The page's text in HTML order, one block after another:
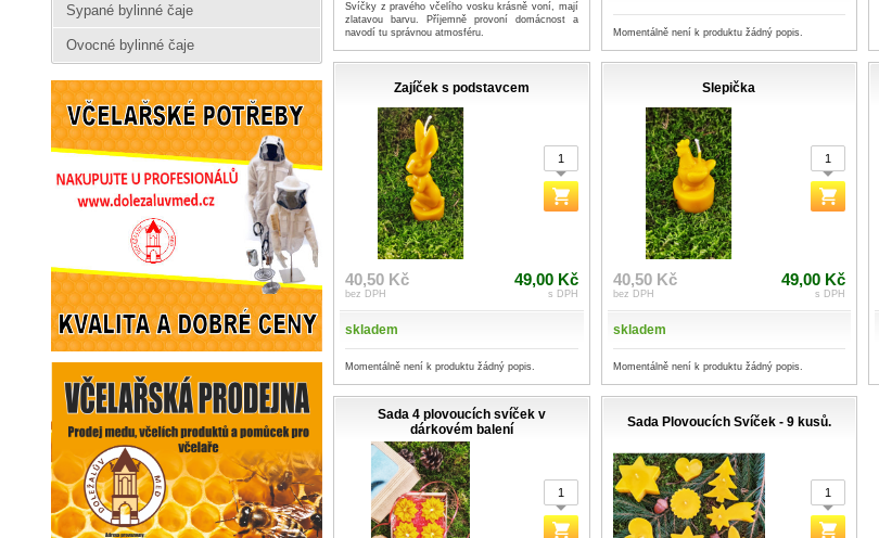
Sypané bylinné čaje
Ovocné bylinné čaje
Svíčky z pravého včelího vosku krásně voní, mají
zlatavou barvu. Příjemně provoní domácnost a
navodí tu správnou atmosféru.
Momentálně není k produktu žádný popis.
Zajíček s podstavcem
40,50 Kč
bez DPH
49,00 Kč
s DPH
skladem
Momentálně není k produktu žádný popis.
Slepička
40,50 Kč
bez DPH
49,00 Kč
s DPH
skladem
Momentálně není k produktu žádný popis.
Sada 4 plovoucích svíček v
dárkovém balení
Sada Plovoucích Svíček - 9 kusů.